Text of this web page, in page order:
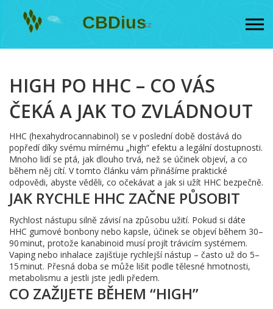
HIGH PO HHC – CO VÁS
ČEKÁ A JAK TO ZVLÁDNOUT
HHC (hexahydrocannabinol) se v poslední době dostává do
popředí díky svému mírnému „high“ efektu a legální dostupnosti.
Mnoho lidí se ptá, jak dlouho trvá, než se účinek objeví, a co
během něj cítí. V tomto článku vám přinášíme praktické
odpovědi, abyste věděli, co očekávat a jak si užít HHC bezpečně.
JAK RYCHLE HHC ZAČNE PŮSOBIT
Rychlost nástupu silně závisí na způsobu užití. Pokud si dáte
HHC gumové bonbony nebo kapsle, účinek se objeví během 30–
90 minut, protože kanabinoid musí projít trávicím systémem.
Vaping nebo inhalace zajišťuje rychlejší nástup – často už do 5–
15 minut. Přesná doba se může lišit podle tělesné hmotnosti,
metabolismu a jestli jste jedli předem.
CO ZAŽIJETE BĚHEM “HIGH”